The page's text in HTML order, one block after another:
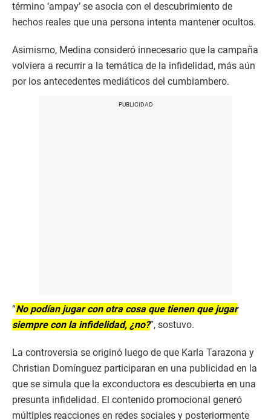
término ‘ampay’ se asocia con el descubrimiento de
hechos reales que una persona intenta mantener ocultos.
Asimismo, Medina consideró innecesario que la campaña
volviera a recurrir a la temática de la infidelidad, más aún
por los antecedentes mediáticos del cumbiambero.
“No podían jugar con otra cosa que tienen que jugar
siempre con la infidelidad, ¿no?”, sostuvo.
La controversia se originó luego de que Karla Tarazona y
Christian Domínguez participaran en una publicidad en la
que se simula que la exconductora es descubierta en una
presunta infidelidad. El contenido promocional generó
múltiples reacciones en redes sociales y posteriormente